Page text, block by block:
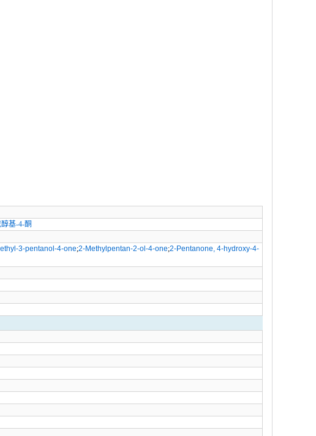
基-4-酮
3-pentanol-4-one;2-Methylpentan-2-ol-4-one;2-Pentanone, 4-hydroxy-4-